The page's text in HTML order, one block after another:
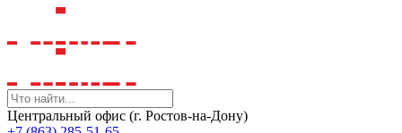
Центральный офис (г. Ростов-на-Дону)